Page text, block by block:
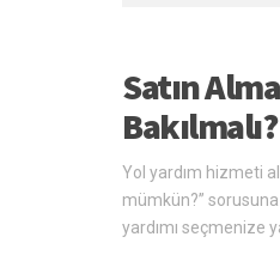
Satın
Bakılmalı?
Yol yardım hizmeti
mümkün?”
yardımı seçmenize